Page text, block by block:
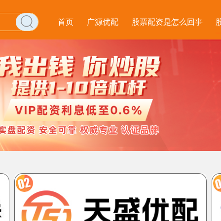
首页 广源优配 股票配资是怎么回事